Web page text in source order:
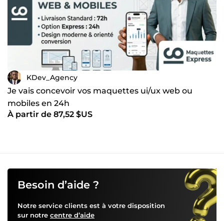
KDev_Agency
Je vais concevoir vos maquettes ui/ux web ou
mobiles en 24h
À partir de 87,52 $US
Besoin d’aide ?
Notre service clients est à votre disposition
sur notre centre d’aide